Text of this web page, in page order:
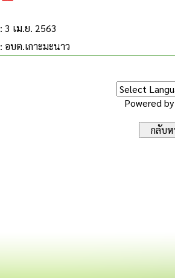
: 3 เม.ย. 2563
: อบต.เกาะมะนาว
Powered by